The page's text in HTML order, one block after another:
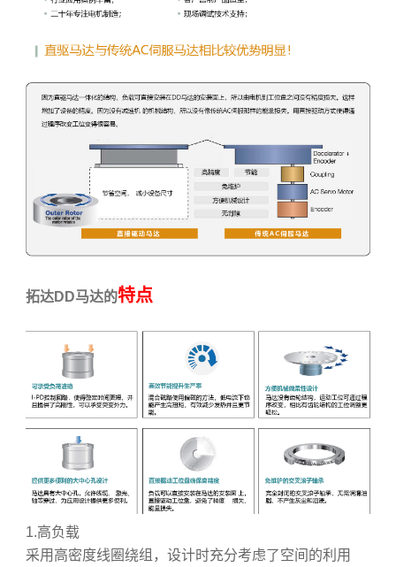
拓达DD马达的特点
1.高负载
采用高密度线圈绕组，设计时充分考虑了空间的利用